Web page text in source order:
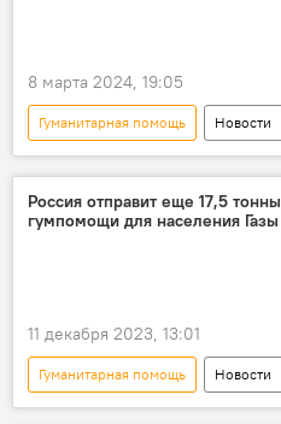
8 марта 2024, 19:05
Гуманитарная помощь
Новости
Новости мира
Израиль
палестино-израильский конфликт
Россия отправит еще 17,5 тонны
гумпомощи для населения Газы
11 декабря 2023, 13:01
Гуманитарная помощь Новости
сектор Газа
Израиль